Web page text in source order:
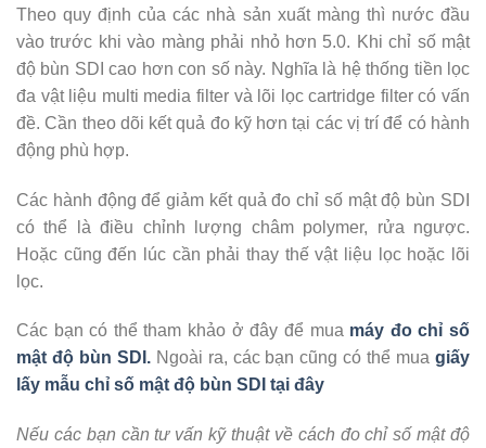
Theo quy định của các nhà sản xuất màng thì nước đầu
vào trước khi vào màng phải nhỏ hơn 5.0. Khi chỉ số mật
độ bùn SDI cao hơn con số này. Nghĩa là hệ thống tiền lọc
đa vật liệu multi media filter và lõi lọc cartridge filter có vấn
đề. Cần theo dõi kết quả đo kỹ hơn tại các vị trí để có hành
động phù hợp.
Các hành động để giảm kết quả đo chỉ số mật độ bùn SDI
có thể là điều chỉnh lượng châm polymer, rửa ngược.
Hoặc cũng đến lúc cần phải thay thế vật liệu lọc hoặc lõi
lọc.
Các bạn có thể tham khảo ở đây để mua máy đo chỉ số
mật độ bùn SDI. Ngoài ra, các bạn cũng có thể muagiấy
lấy mẫu chỉ số mật độ bùn SDI tại đây
Nếu các bạn cần tư vấn kỹ thuật về cách đo chỉ số mật độ